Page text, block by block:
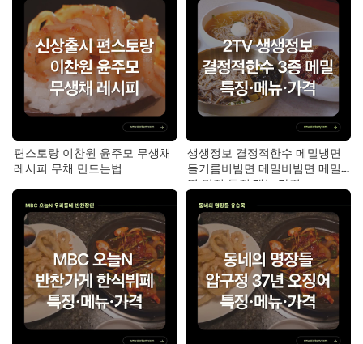
편스토랑 이찬원 윤주모 무생채
레시피 무채 만드는법
생생정보 결정적한수 메밀냉면
들기름비빔면 메밀비빔면 메밀
면 맛집 특징·메뉴·가격